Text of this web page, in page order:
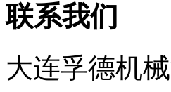
联系我们
大连孚德机